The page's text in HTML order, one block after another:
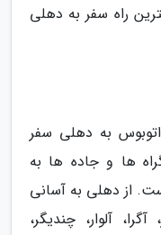
راه سفر به دهلی
به دهلی سفر
ها و جاده ها به
از دهلی به آسانی
آلوار، چندیگر،